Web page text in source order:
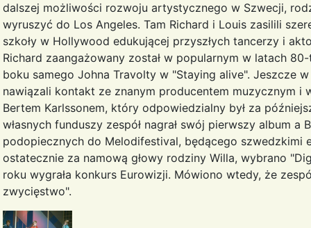
dalszej możliwości rozwoju artystycznego w Szwecji,
wyruszyć do Los Angeles. Tam Richard i Louis zasilili
szkoły w Hollywood edukującej przyszłych tancerzy i
Richard zaangażowany został w popularnym w latach
boku samego Johna Travolty w "Staying alive". Jeszcze
nawiązali kontakt ze znanym producentem muzycznym i
Bertem Karlssonem, który odpowiedzialny był za
własnych funduszy zespół nagrał swój pierwszy album a
podopiecznych do Melodifestival, będącego szwedzkimi
ostatecznie za namową głowy rodziny Willa, wybrano
roku wygrała konkurs Eurowizji. Mówiono wtedy, że
zwycięstwo".